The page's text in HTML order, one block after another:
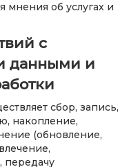
мнения об услугах и
с
данными и
сбор, запись,
накопление,
(обновление,
передачу